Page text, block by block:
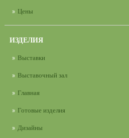
Цены
ИЗДЕЛИЯ
Выставки
Выставочный зал
Главная
Готовые изделия
Дизайны